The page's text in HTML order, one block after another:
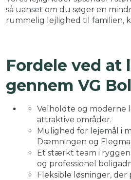
så uanset om du søger en
rummelig lejlighed til familien,
Fordele ved at
gennem VG
Velholdte og moderne
attraktive områder.
Mulighed for lejemål i
Dæmningen og
Et stærkt team i
og professionel
Fleksible løsninger, der